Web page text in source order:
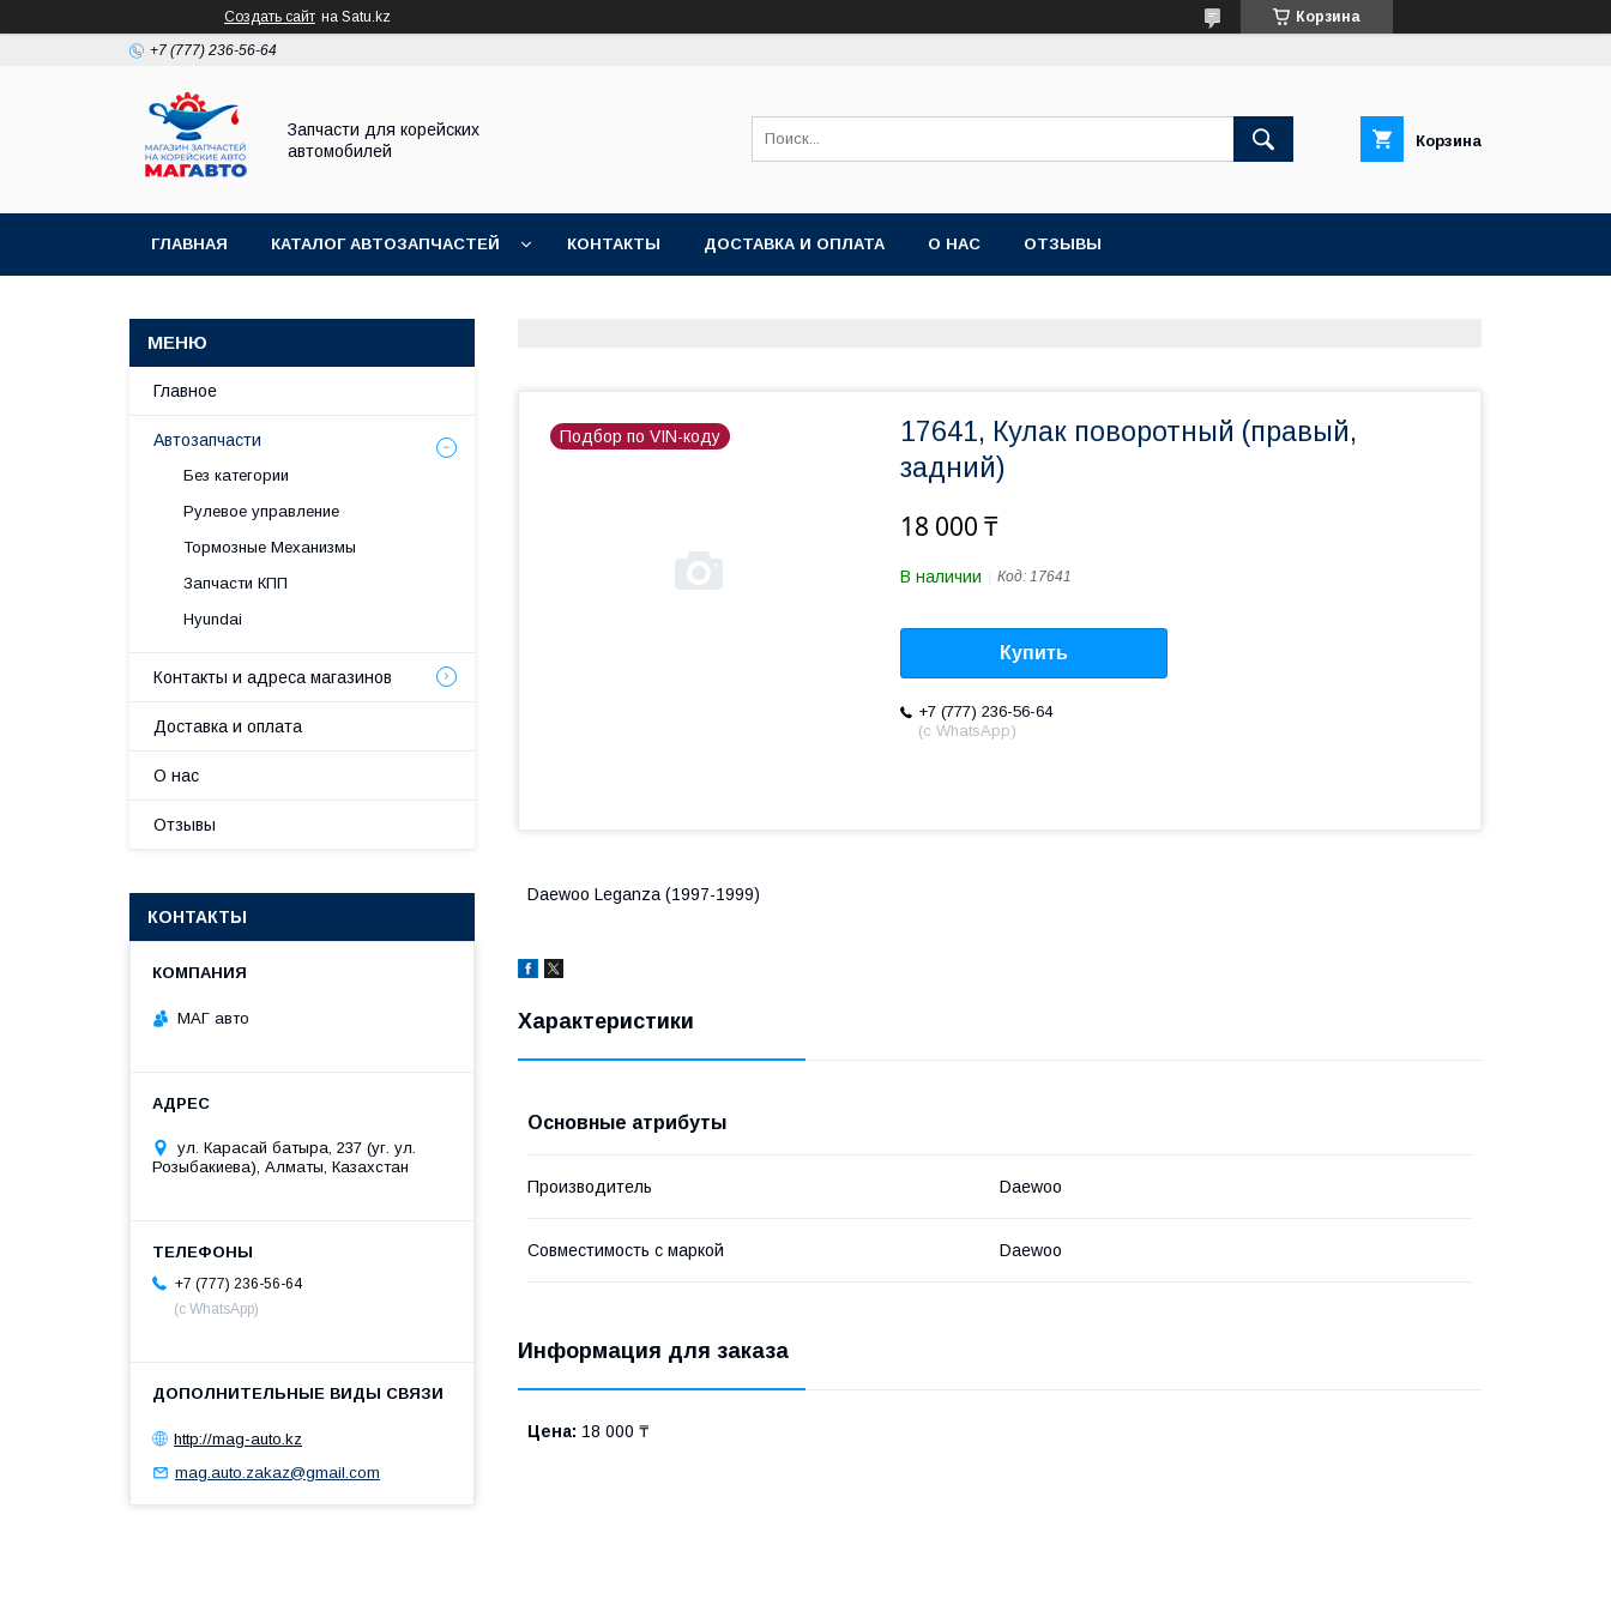
Создать сайт на Satu.kz Корзина
+7 (777) 236-56-64
Запчасти для корейских
автомобилей
Корзина
ГЛАВНАЯ КАТАЛОГ АВТОЗАПЧАСТЕЙ КОНТАКТЫ ДОСТАВКА И ОПЛАТА О НАС ОТЗЫВЫ
Подбор по VIN-коду
17641, Кулак поворотный (правый,
задний)
18 000 ₸
В наличии Код: 17641
Купить
+7 (777) 236-56-64
(с WhatsApp)
Daewoo Leganza (1997-1999)
Характеристики
Основные атрибуты
Производитель Daewoo
Совместимость с маркой Daewoo
Информация для заказа
Цена: 18 000 ₸
Главное
Автозапчасти
Без категории
Рулевое управление
Тормозные Механизмы
Запчасти КПП
Hyundai
Контакты и адреса магазинов
Доставка и оплата
О нас
Отзывы
КОНТАКТЫ
МАГ авто
ул. Карасай батыра, 237 (уг. ул.
Розыбакиева), Алматы, Казахстан
+7 (777) 236-56-64
(с WhatsApp)
http://mag-auto.kz
mag.auto.zakaz@gmail.com